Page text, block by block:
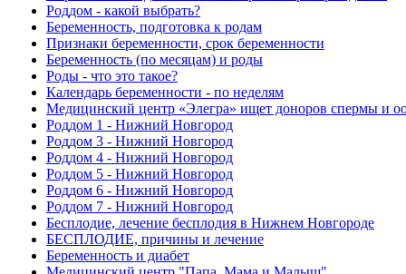
Роддом - какой выбрать?
Беременность, подготовка к родам
Признаки беременности, срок беременности
Беременность (по месяцам) и роды
Роды - что это такое?
Календарь беременности - по неделям
Медицинский центр «Элегра» ищет доноров спермы и
Роддом 1 - Нижний Новгород
Роддом 3 - Нижний Новгород
Роддом 4 - Нижний Новгород
Роддом 5 - Нижний Новгород
Роддом 6 - Нижний Новгород
Роддом 7 - Нижний Новгород
Бесплодие, лечение бесплодия в Нижнем Новгороде
БЕСПЛОДИЕ, причины и лечение
Беременность и диабет